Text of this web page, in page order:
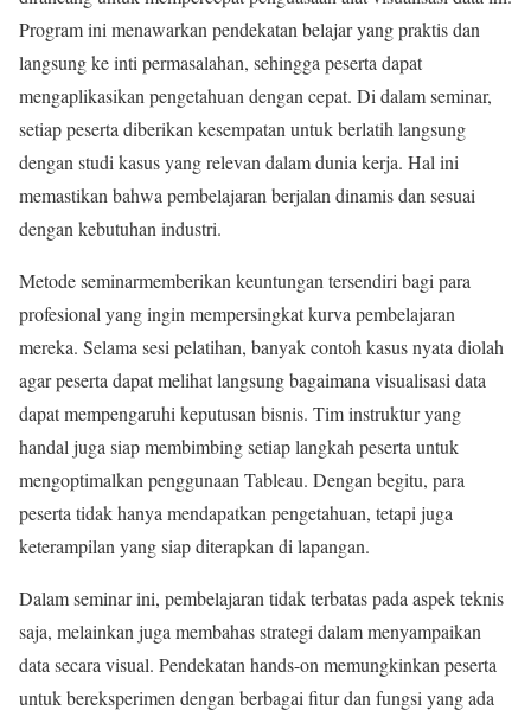
Program ini menawarkan pendekatan belajar yang praktis dan
langsung ke inti permasalahan, sehingga peserta dapat
mengaplikasikan pengetahuan dengan cepat. Di dalam seminar,
setiap peserta diberikan kesempatan untuk berlatih langsung
dengan studi kasus yang relevan dalam dunia kerja. Hal ini
memastikan bahwa pembelajaran berjalan dinamis dan sesuai
dengan kebutuhan industri.
Metode seminarmemberikan keuntungan tersendiri bagi para
profesional yang ingin mempersingkat kurva pembelajaran
mereka. Selama sesi pelatihan, banyak contoh kasus nyata diolah
agar peserta dapat melihat langsung bagaimana visualisasi data
dapat mempengaruhi keputusan bisnis. Tim instruktur yang
handal juga siap membimbing setiap langkah peserta untuk
mengoptimalkan penggunaan Tableau. Dengan begitu, para
peserta tidak hanya mendapatkan pengetahuan, tetapi juga
keterampilan yang siap diterapkan di lapangan.
Dalam seminar ini, pembelajaran tidak terbatas pada aspek teknis
saja, melainkan juga membahas strategi dalam menyampaikan
data secara visual. Pendekatan hands-on memungkinkan peserta
untuk bereksperimen dengan berbagai fitur dan fungsi yang ada